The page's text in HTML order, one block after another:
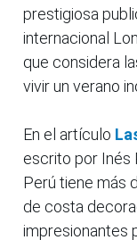
prestigiosa
internacional
que considera
vivir un verano
En el artículo
escrito por Inés
Perú tiene más
de costa
impresionantes